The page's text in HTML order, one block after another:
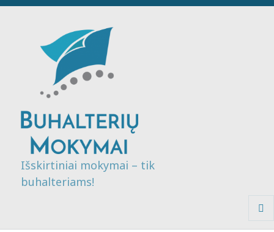
Išskirtiniai mokymai – tik
buhalteriams!